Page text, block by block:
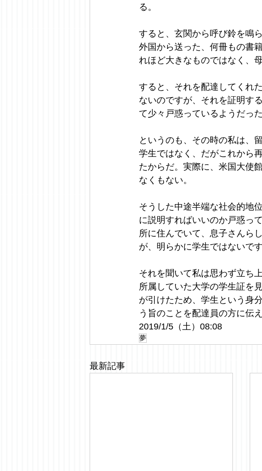
る。
すると、玄関から呼び鈴を鳴
外国から送った、何冊もの書
れほど大きなものではなく、
すると、それを配達してくれ
ないのですが、それを証明す
て少々戸惑っているようだった
というのも、その時の私は、
学生ではなく、だがこれから
たからだ。実際に、米国大使
なくもない。
そうした中途半端な社会的地
に説明すればいいのか戸惑っ
所に住んでいて、息子さんら
が、明らかに学生ではないで
それを聞いて私は思わず立ち
所属していた大学の学生証を
が引けたため、学生という身
う旨のことを配達員の方に伝
2019/1/5（土）08:08
夢
最新記事